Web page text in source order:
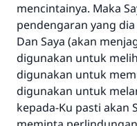
mencintainya. Maka
pendengaran yang
Dan Saya (akan
digunakan untuk
digunakan untuk
digunakan untuk
kepada-Ku pasti akan